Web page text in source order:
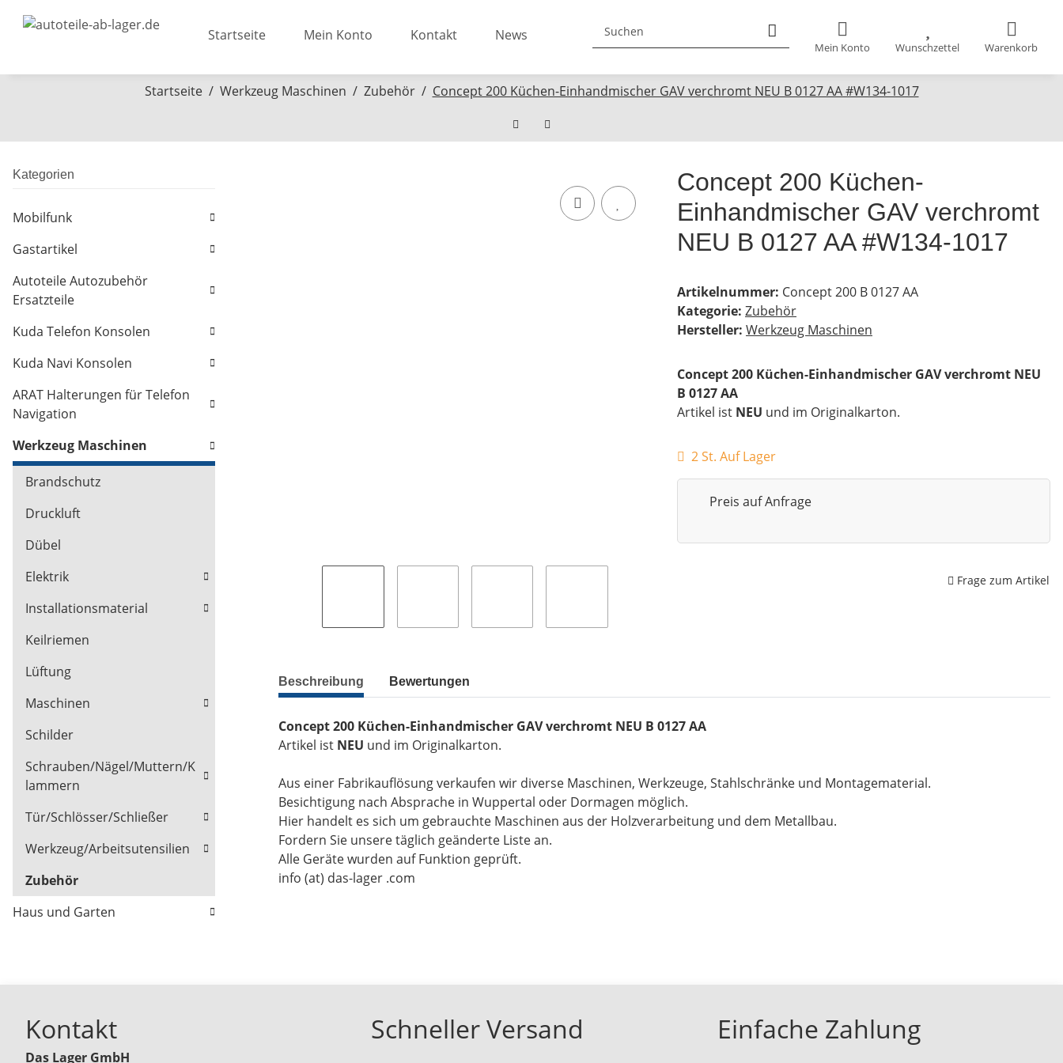
Mein Konto Wunschzettel Warenkorb
Startseite Mein Konto Kontakt News
Startseite Werkzeug Maschinen Zubehör Concept 200 Küchen-Einhandmischer GAV verchromt NEU B 0127 AA #W134-1017
Concept 200 Küchen-
Einhandmischer GAV verchromt
NEU B 0127 AA #W134-1017
Artikelnummer: Concept 200 B 0127 AA
Kategorie: Zubehör
Hersteller: Werkzeug Maschinen
Concept 200 Küchen-Einhandmischer GAV verchromt NEU
B 0127 AA
Artikel ist NEU und im Originalkarton.
2 St. Auf Lager
Preis auf Anfrage
Frage zum Artikel
Beschreibung Bewertungen
Concept 200 Küchen-Einhandmischer GAV verchromt NEU B 0127 AA
Artikel ist NEU und im Originalkarton.
Aus einer Fabrikauflösung verkaufen wir diverse Maschinen, Werkzeuge, Stahlschränke und Montagematerial.
Besichtigung nach Absprache in Wuppertal oder Dormagen möglich.
Hier handelt es sich um gebrauchte Maschinen aus der Holzverarbeitung und dem Metallbau.
Fordern Sie unsere täglich geänderte Liste an.
Alle Geräte wurden auf Funktion geprüft.
info (at) das-lager .com
Kategorien
Mobilfunk
Gastartikel
Autoteile Autozubehör
Ersatzteile
Kuda Telefon Konsolen
Kuda Navi Konsolen
ARAT Halterungen für Telefon
Navigation
Werkzeug Maschinen
Brandschutz
Druckluft
Dübel
Elektrik
Installationsmaterial
Keilriemen
Lüftung
Maschinen
Schilder
Schrauben/Nägel/Muttern/K
lammern
Tür/Schlösser/Schließer
Werkzeug/Arbeitsutensilien
Zubehör
Haus und Garten
Kontakt
Das Lager GmbH
Schneller Versand Einfache Zahlung